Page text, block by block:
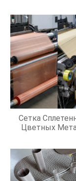
Сетка
Цветных